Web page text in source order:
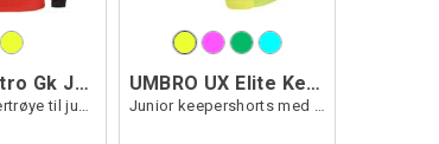
UMBRO Astro Gk Jersey jr
Teknisk keepertrøye til junior
UMBRO UX Elite Keeper Shorts
Junior keepershorts med padding i siden